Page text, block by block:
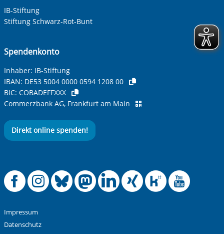
Ihre Telefonnummer
Betreff ihrer Anfrage
Ihre Nachricht*
Anti-Roboter-Verifizierung
Alle Informationen zum Schutz der Daten sind sind in
IB-Stiftung
Stiftung Schwarz-Rot-Bunt
Spendenkonto
Inhaber: IB-Stiftung
IBAN: DE53 5004 0000 0594 1208 00
BIC: COBADEFFXXX
Commerzbank AG, Frankfurt am Main
Direkt online spenden!
Offizielle
Offizielle
Offizielle
Offizielle
Offizielle
Impressum
Datenschutz